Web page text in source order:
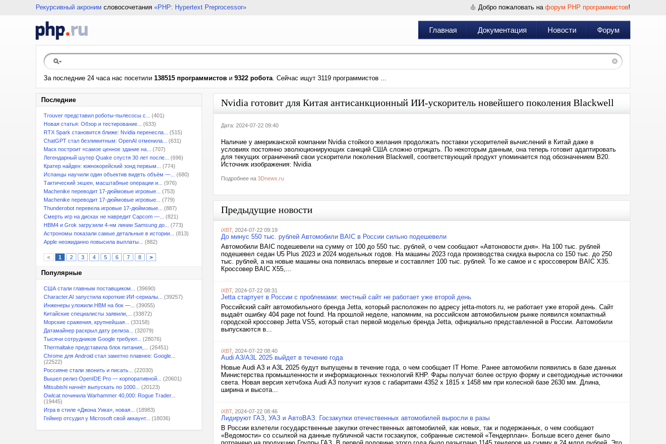
Рекурсивный акроним словосочетания «PHP: Hypertext Preprocessor» Добро пожаловать на форум PHP программистов!
Главная Документация Новости Форум
За последние 24 часа нас посетили 138515 программистов и 9322 робота. Сейчас ищут 3119 программистов ...
Последние
Trouver представил роботы-пылесосы с...
(401)
Новая статья: Обзор и тестирование...
(633)
RTX Spark становится ближе: Nvidia перенесла...
(515)
ChatGPT стал безлимитным: OpenAI отменила...
(631)
Маск построит «самое ценное здание на...
(707)
Легендарный шутер Quake спустя 30 лет после...
(696)
Кратер найден: южнокорейский зонд первым...
(774)
Испанцы научили один объектив видеть объём —...
(680)
Тактический экшен, масштабные операции и...
(976)
Machenike переводит 17-дюймовые игровые...
(753)
Machenike переводит 17-дюймовые игровые...
(779)
Thunderobot перевела игровые 17-дюймовые...
(887)
Смерть игр на дисках не навредит Capcom —...
(821)
HBM4 и Grok загрузили 4-нм линии Samsung до...
(773)
Астрономы показали самые детальные в истории...
(813)
Apple неожиданно повысила выплаты...
(882)
< 1 2 3 4 5 6 7 8 >
Популярные
США стали главным поставщиком...
(39690)
Character.AI запустила короткие ИИ-сериалы...
(39257)
Инженеры уложили HBM на бок —...
(39055)
Китайские специалисты заявили,...
(33872)
Морские сражения, крупнейшая...
(33158)
Датамайнер раскрыл дату релиза...
(32079)
Тысячи сотрудников Google требуют...
(28076)
Thermaltake представила блок питания,...
(26451)
Chrome для Android стал заметно плавнее: Google...
(22522)
Россияне стали звонить и писать...
(22030)
Вышел релиз OpenIDE Pro — корпоративной...
(20601)
Mitsubishi начнёт выпускать по 1000...
(20123)
Owlcat починила Warhammer 40,000: Rogue Trader...
(19445)
Игра в стиле «Джона Уика», новая...
(18983)
Геймер отсудил у Microsoft свой аккаунт...
(18036)
Nvidia готовит для Китая антисанкционный ИИ-ускоритель новейшего поколения Blackwell
Дата: 2024-07-22 09:40
Наличие у американской компании Nvidia стойкого желания продолжать поставки ускорителей вычислений в Китай даже в
условиях постоянно эволюционирующих санкций США сложно отрицать. По некоторым данным, она теперь готовит адаптировать
для текущих ограничений свои ускорители поколения Blackwell, соответствующий продукт упоминается под обозначением B20.
Источник изображения: Nvidia
Подробнее на 3Dnews.ru
Предыдущие новости
iXBT, 2024-07-22 09:19
До минус 550 тыс. рублей Автомобили BAIC в России сильно подешевели
Автомобили BAIC подешевели на сумму от 100 до 550 тыс. рублей, о чем сообщают «Автоновости дня». На 100 тыс. рублей
подешевел седан U5 Plus 2023 и 2024 модельных годов. На машины 2023 года производства скидка выросла со 150 тыс. до 250
тыс. рублей, а на новые машины она появилась впервые и составляет 100 тыс. рублей. То же самое и с кроссовером BAIC X35.
Кроссовер BAIC X55,...
iXBT, 2024-07-22 08:31
Jetta стартует в России с проблемами: местный сайт не работает уже второй день
Российский сайт автомобильного бренда Jetta, который расположен по адресу jetta-motors.ru, не работает уже второй день. Сайт
выдаёт ошибку 404 page not found. На прошлой неделе, напомним, на российском автомобильном рынке появился компактный
городской кроссовер Jetta VS5, который стал первой моделью бренда Jetta, официально представленной в России. Автомобили
выпускаются в...
iXBT, 2024-07-22 08:40
Audi A3/A3L 2025 выйдет в течение года
Новые Audi A3 и A3L 2025 будут выпущены в течение года, о чем сообщает IT Home. Ранее автомобили появились в базе данных
Министерства промышленности и информационных технологий КНР. Фары получат более острую форму и светодиодные источники
света. Новая версия хетчбэка Audi A3 получит кузов с габаритами 4352 х 1815 х 1458 мм при колесной базе 2630 мм. Длина,
ширина и высота...
iXBT, 2024-07-22 08:46
Лидируют ГАЗ, УАЗ и АвтоВАЗ. Госзакупки отечественных автомобилей выросли в разы
В России взлетели государственные закупки отечественных автомобилей, как новых, так и подержанных, о чем сообщают
«Ведомости» со ссылкой на данные публичной части госзакупок, собранные системой «Тендерплан». Больше всего денег было